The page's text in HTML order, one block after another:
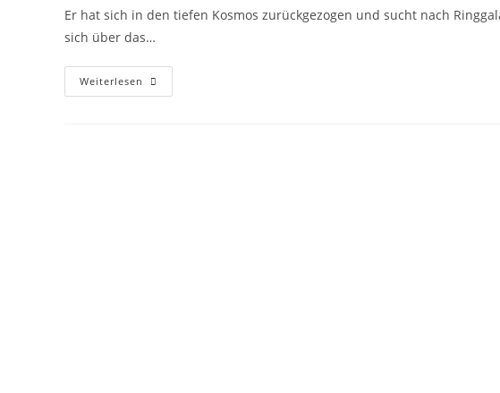
Er hat sich in den tiefen Kosmos zurückgezogen und sucht nach
sich über das…
Weiterlesen